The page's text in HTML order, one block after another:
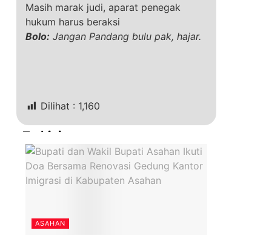
Masih marak judi, aparat penegak
hukum harus beraksi
Bolo: Jangan Pandang bulu pak, hajar.
Dilihat : 1,160
Terkini
ASAHAN